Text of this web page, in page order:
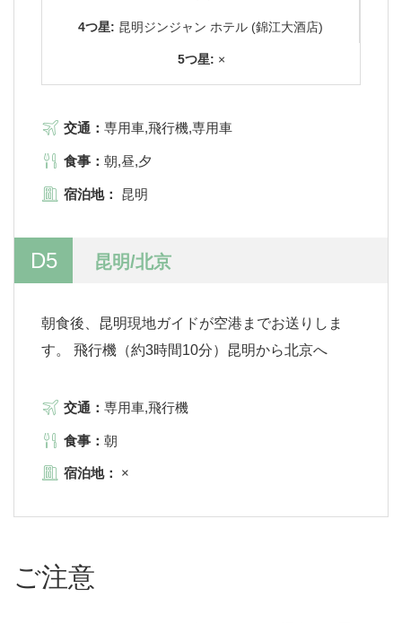
4つ星: 昆明ジンジャン ホテル (錦江大酒店)
5つ星: ×
交通： 専用車,飛行機,専用車
食事： 朝,昼,夕
宿泊地： 昆明
D5 昆明/北京
朝食後、昆明現地ガイドが空港までお送りしま
す。 飛行機（約3時間10分）昆明から北京へ
交通： 専用車,飛行機
食事： 朝
宿泊地： ×
ご注意